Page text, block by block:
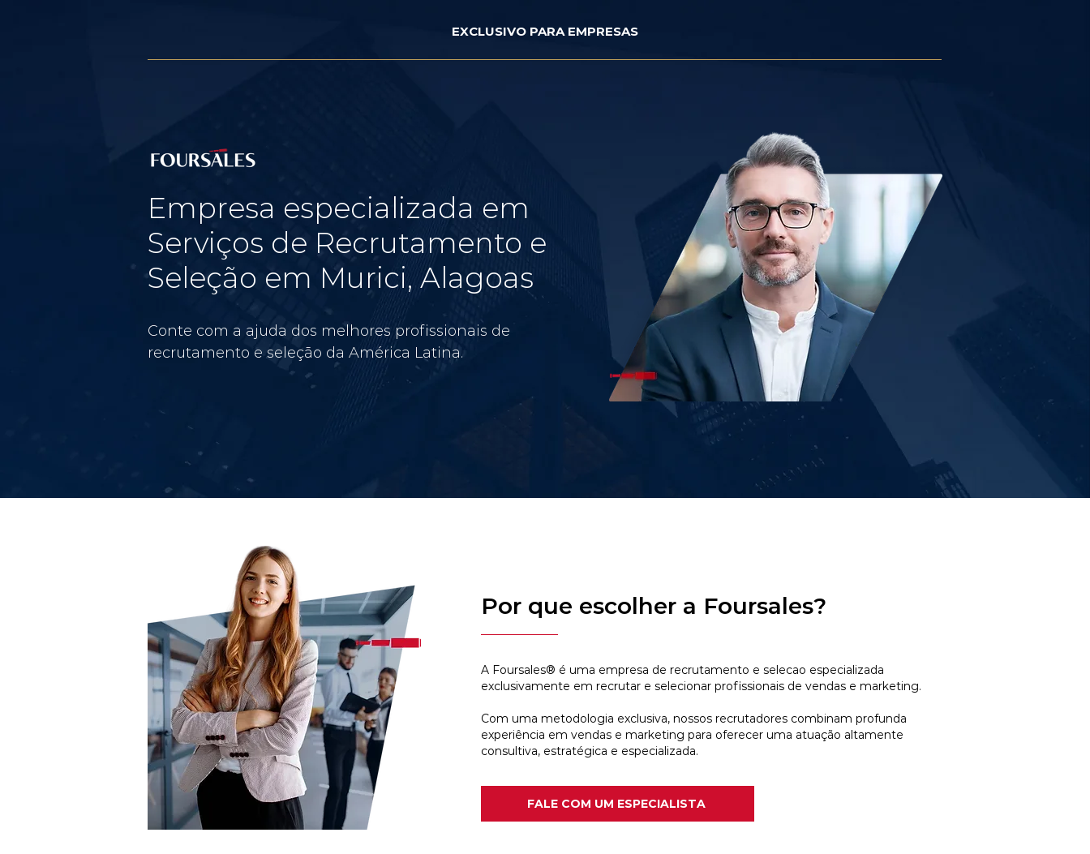
EXCLUSIVO PARA EMPRESAS
Empresa especializada em
Serviços de Recrutamento e
Seleção em Murici, Alagoas
Conte com a ajuda dos melhores profissionais de
recrutamento e seleção da América Latina.
Por que escolher a Foursales?
A Foursales® é uma empresa de recrutamento e selecao especializada
exclusivamente em recrutar e selecionar profissionais de vendas e marketing.
Com uma metodologia exclusiva, nossos recrutadores combinam profunda
experiência em vendas e marketing para oferecer uma atuação altamente
consultiva, estratégica e especializada.
FALE COM UM ESPECIALISTA